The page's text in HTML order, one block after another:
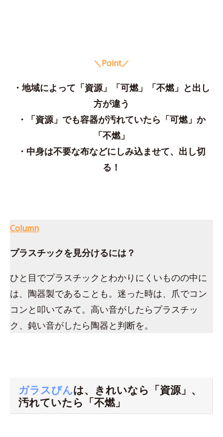
＼Point／
・地域によって「資源」「可燃」「不燃」と出し
方が違う
・「資源」でも容器が汚れていたら「可燃」か
「不燃」
・中身は不要な布などにしみ込ませて、出し切
る！
Column
プラスチックを見分けるには？
ひと目でプラスチックとわかりにくいものの中に
は、陶器製であることも。迷った時は、爪でコン
コンと叩いてみて。高い音がしたらプラスチッ
ク、鈍い音がしたら陶器と判断を。
ガラスびんは、きれいなら「資源」、
汚れていたら「不燃」